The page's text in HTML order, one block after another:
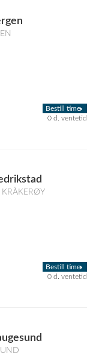
Bestill time
0 d. ventetid
Bestill time
0 d. ventetid